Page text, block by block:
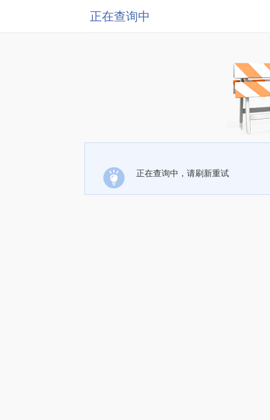
正在查询中
正在查询中，请刷新重试